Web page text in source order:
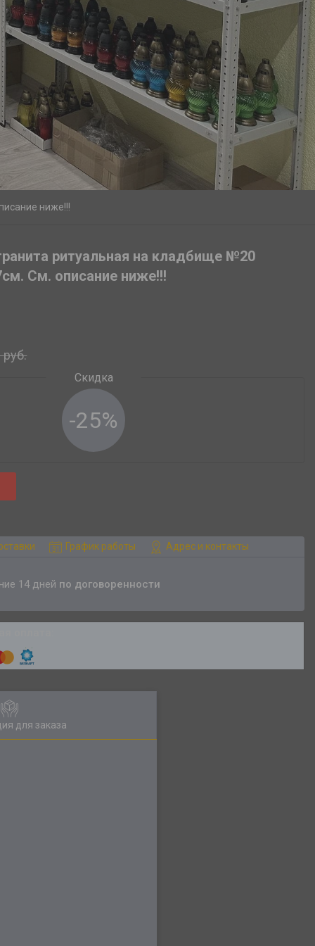
ниже!!!
ритуальная на кладбище №20
См. описание ниже!!!
руб.
-25%
График работы Адрес и контакты
14 дней по договоренности
для заказа